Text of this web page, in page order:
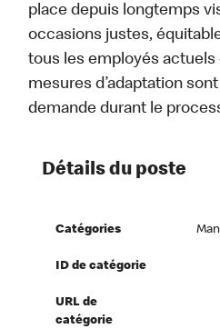
place depuis longtemps
occasions justes,
tous les employés
mesures d’adaptation
demande durant le
Détails du poste
Catégories
ID de catégorie
URL de
catégorie